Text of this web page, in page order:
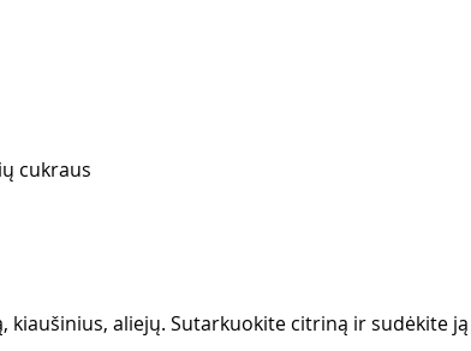
cukraus
kiaušinius, aliejų. Sutarkuokite citriną ir sudėkite